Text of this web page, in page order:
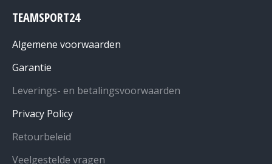
TEAMSPORT24
Algemene voorwaarden
Garantie
Leverings- en betalingsvoorwaarden
Privacy Policy
Retourbeleid
Veelgestelde vragen